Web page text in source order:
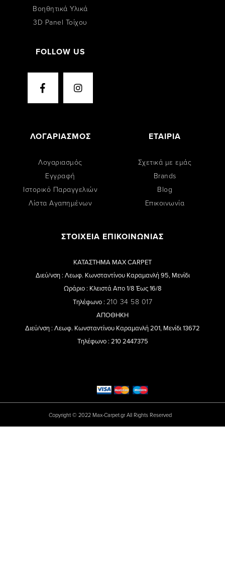
Βοηθητικά Υλικά
3D Panel Τοίχου
FOLLOW US
ΛΟΓΑΡΙΑΣΜΟΣ
Λογαριασμός
Εγγραφή
Ιστορικό Παραγγελιών
Λίστα Αγαπημένων
ΕΤΑΙΡΙΑ
Σχετικά με εμάς
Brands
Blog
Επικοινωνία
ΣΤΟΙΧΕΙΑ ΕΠΙΚΟΙΝΩΝΙΑΣ
ΚΑΤΑΣΤΗΜΑ MAX CARPET
Διεύ/νση : Λεωφ. Κωνσταντίνου Καραμανλή 95, Μενίδι
Ωράριο : Κλειστά Απο 1/8 Έως 16/8
Τηλέφωνο : 210 34 58 017
ΑΠΟΘΗΚΗ
Διεύ/νση : Λεωφ. Κωνσταντίνου Καραμανλή 201, Μενίδι 13672
Τηλέφωνο : 210 2447375
Copyright © 2022 Max-Carpet.gr All Rights Reserved